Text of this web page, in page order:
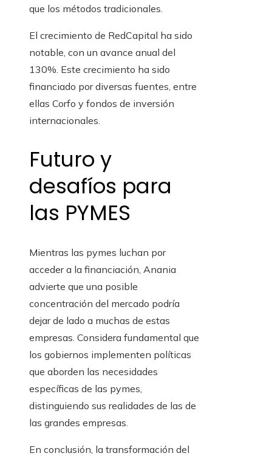
que los métodos tradicionales.
El crecimiento de RedCapital ha sido
notable, con un avance anual del
130%. Este crecimiento ha sido
financiado por diversas fuentes, entre
ellas Corfo y fondos de inversión
internacionales.
Futuro y
desafíos para
las PYMES
Mientras las pymes luchan por
acceder a la financiación, Anania
advierte que una posible
concentración del mercado podría
dejar de lado a muchas de estas
empresas. Considera fundamental que
los gobiernos implementen políticas
que aborden las necesidades
específicas de las pymes,
distinguiendo sus realidades de las de
las grandes empresas.
En conclusión, la transformación del